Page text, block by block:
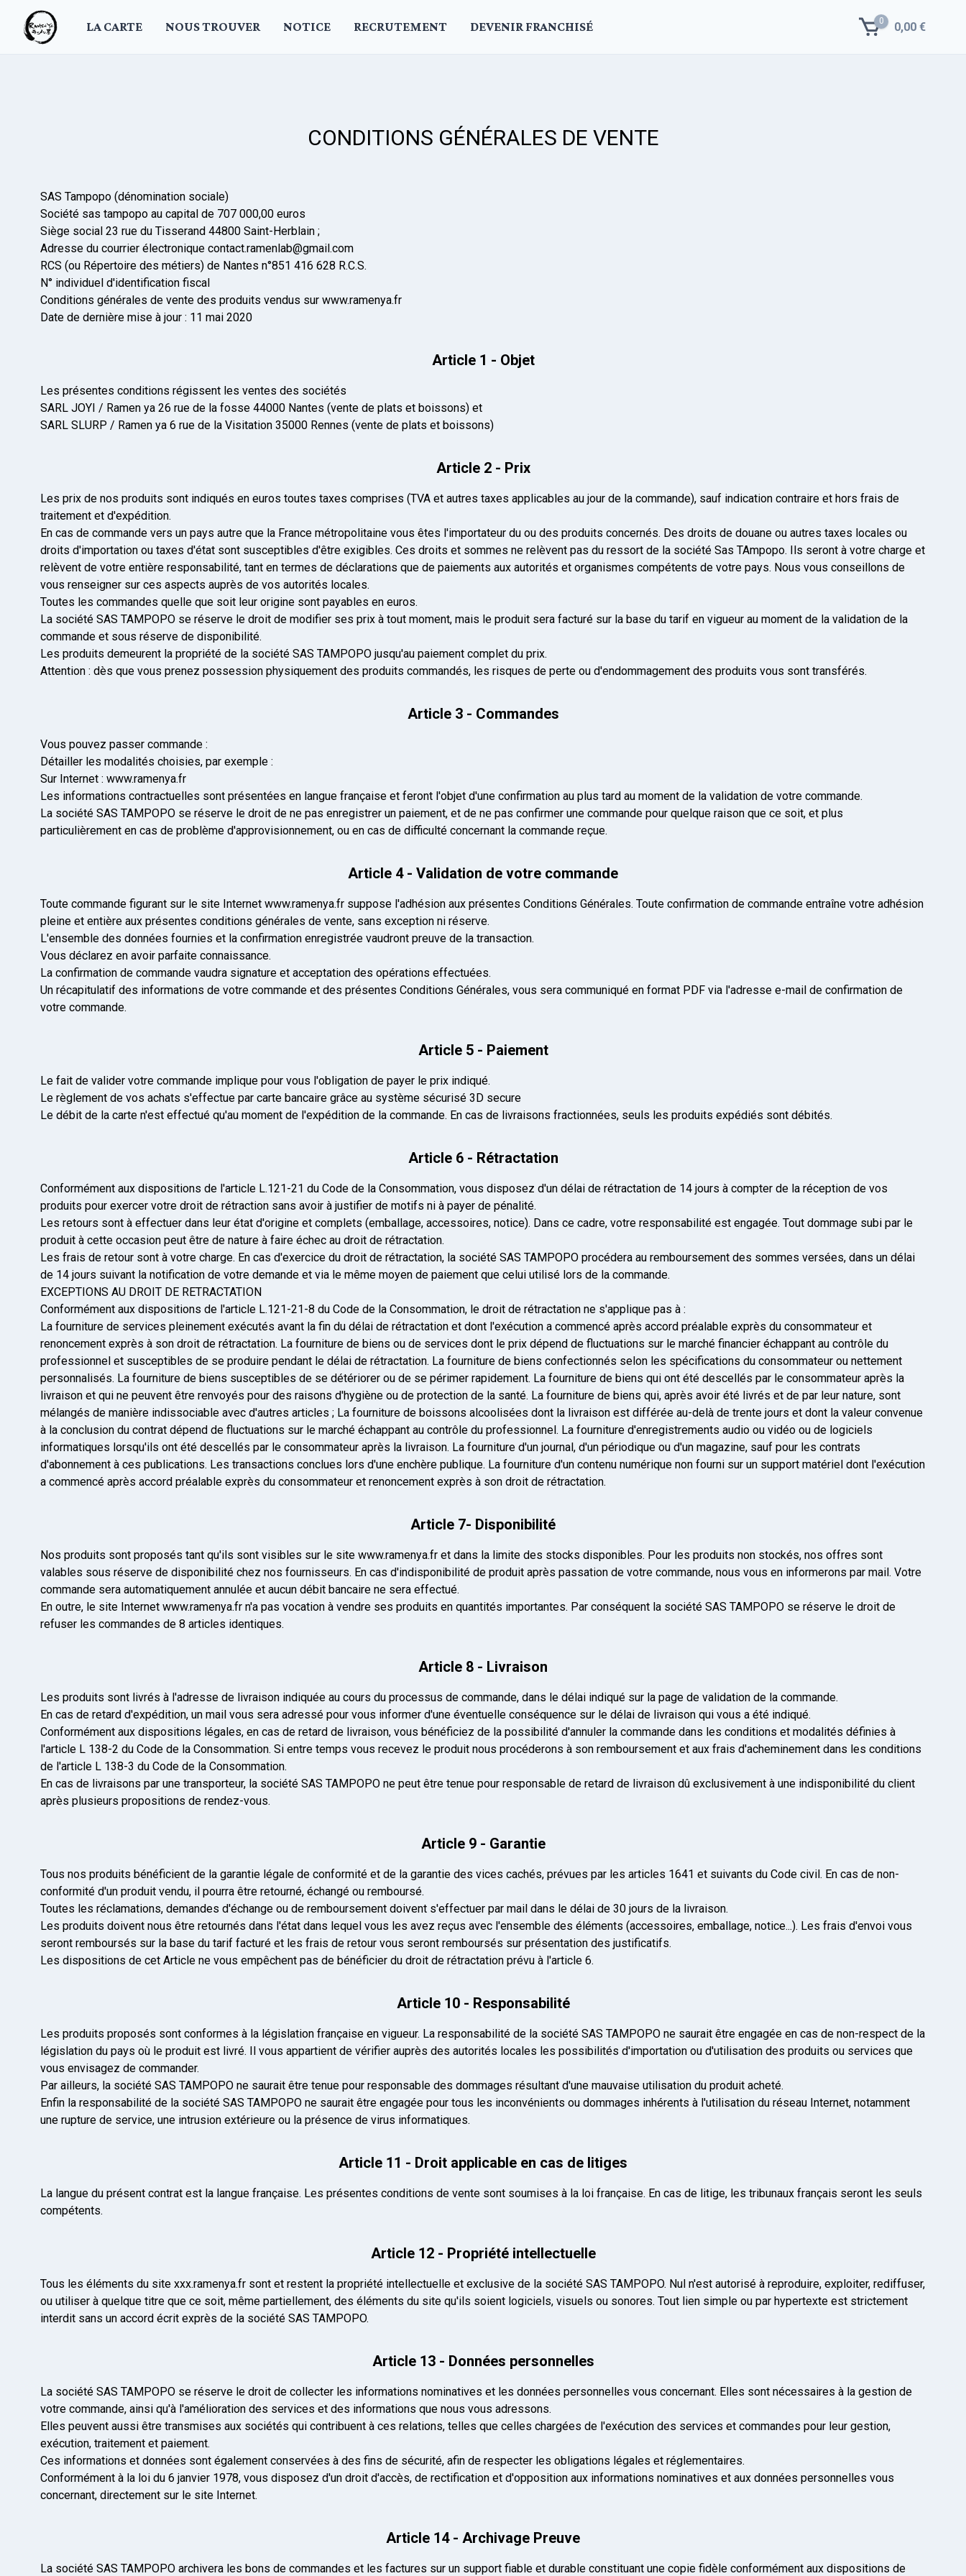
0 0,00 €
LA CARTE NOUS TROUVER NOTICE RECRUTEMENT DEVENIR FRANCHISÉ
CONDITIONS GÉNÉRALES DE VENTE
SAS Tampopo (dénomination sociale)
Société sas tampopo au capital de 707 000,00 euros
Siège social 23 rue du Tisserand 44800 Saint-Herblain ;
Adresse du courrier électronique contact.ramenlab@gmail.com
RCS (ou Répertoire des métiers) de Nantes n°851 416 628 R.C.S.
N° individuel d'identification fiscal
Conditions générales de vente des produits vendus sur www.ramenya.fr
Date de dernière mise à jour : 11 mai 2020
Article 1 - Objet
Les présentes conditions régissent les ventes des sociétés
SARL JOYI / Ramen ya 26 rue de la fosse 44000 Nantes (vente de plats et boissons) et
SARL SLURP / Ramen ya 6 rue de la Visitation 35000 Rennes (vente de plats et boissons)
Article 2 - Prix
Les prix de nos produits sont indiqués en euros toutes taxes comprises (TVA et autres taxes applicables au jour de la commande), sauf indication contraire et hors frais de
traitement et d'expédition.
En cas de commande vers un pays autre que la France métropolitaine vous êtes l'importateur du ou des produits concernés. Des droits de douane ou autres taxes locales ou
droits d'importation ou taxes d'état sont susceptibles d'être exigibles. Ces droits et sommes ne relèvent pas du ressort de la société Sas TAmpopo. Ils seront à votre charge et
relèvent de votre entière responsabilité, tant en termes de déclarations que de paiements aux autorités et organismes compétents de votre pays. Nous vous conseillons de
vous renseigner sur ces aspects auprès de vos autorités locales.
Toutes les commandes quelle que soit leur origine sont payables en euros.
La société SAS TAMPOPO se réserve le droit de modifier ses prix à tout moment, mais le produit sera facturé sur la base du tarif en vigueur au moment de la validation de la
commande et sous réserve de disponibilité.
Les produits demeurent la propriété de la société SAS TAMPOPO jusqu'au paiement complet du prix.
Attention : dès que vous prenez possession physiquement des produits commandés, les risques de perte ou d'endommagement des produits vous sont transférés.
Article 3 - Commandes
Vous pouvez passer commande :
Détailler les modalités choisies, par exemple :
Sur Internet : www.ramenya.fr
Les informations contractuelles sont présentées en langue française et feront l'objet d'une confirmation au plus tard au moment de la validation de votre commande.
La société SAS TAMPOPO se réserve le droit de ne pas enregistrer un paiement, et de ne pas confirmer une commande pour quelque raison que ce soit, et plus
particulièrement en cas de problème d'approvisionnement, ou en cas de difficulté concernant la commande reçue.
Article 4 - Validation de votre commande
Toute commande figurant sur le site Internet www.ramenya.fr suppose l'adhésion aux présentes Conditions Générales. Toute confirmation de commande entraîne votre adhésion
pleine et entière aux présentes conditions générales de vente, sans exception ni réserve.
L'ensemble des données fournies et la confirmation enregistrée vaudront preuve de la transaction.
Vous déclarez en avoir parfaite connaissance.
La confirmation de commande vaudra signature et acceptation des opérations effectuées.
Un récapitulatif des informations de votre commande et des présentes Conditions Générales, vous sera communiqué en format PDF via l'adresse e-mail de confirmation de
votre commande.
Article 5 - Paiement
Le fait de valider votre commande implique pour vous l'obligation de payer le prix indiqué.
Le règlement de vos achats s'effectue par carte bancaire grâce au système sécurisé 3D secure
Le débit de la carte n'est effectué qu'au moment de l'expédition de la commande. En cas de livraisons fractionnées, seuls les produits expédiés sont débités.
Article 6 - Rétractation
Conformément aux dispositions de l'article L.121-21 du Code de la Consommation, vous disposez d'un délai de rétractation de 14 jours à compter de la réception de vos
produits pour exercer votre droit de rétraction sans avoir à justifier de motifs ni à payer de pénalité.
Les retours sont à effectuer dans leur état d'origine et complets (emballage, accessoires, notice). Dans ce cadre, votre responsabilité est engagée. Tout dommage subi par le
produit à cette occasion peut être de nature à faire échec au droit de rétractation.
Les frais de retour sont à votre charge. En cas d'exercice du droit de rétractation, la société SAS TAMPOPO procédera au remboursement des sommes versées, dans un délai
de 14 jours suivant la notification de votre demande et via le même moyen de paiement que celui utilisé lors de la commande.
EXCEPTIONS AU DROIT DE RETRACTATION
Conformément aux dispositions de l'article L.121-21-8 du Code de la Consommation, le droit de rétractation ne s'applique pas à :
La fourniture de services pleinement exécutés avant la fin du délai de rétractation et dont l'exécution a commencé après accord préalable exprès du consommateur et
renoncement exprès à son droit de rétractation. La fourniture de biens ou de services dont le prix dépend de fluctuations sur le marché financier échappant au contrôle du
professionnel et susceptibles de se produire pendant le délai de rétractation. La fourniture de biens confectionnés selon les spécifications du consommateur ou nettement
personnalisés. La fourniture de biens susceptibles de se détériorer ou de se périmer rapidement. La fourniture de biens qui ont été descellés par le consommateur après la
livraison et qui ne peuvent être renvoyés pour des raisons d'hygiène ou de protection de la santé. La fourniture de biens qui, après avoir été livrés et de par leur nature, sont
mélangés de manière indissociable avec d'autres articles ; La fourniture de boissons alcoolisées dont la livraison est différée au-delà de trente jours et dont la valeur convenue
à la conclusion du contrat dépend de fluctuations sur le marché échappant au contrôle du professionnel. La fourniture d'enregistrements audio ou vidéo ou de logiciels
informatiques lorsqu'ils ont été descellés par le consommateur après la livraison. La fourniture d'un journal, d'un périodique ou d'un magazine, sauf pour les contrats
d'abonnement à ces publications. Les transactions conclues lors d'une enchère publique. La fourniture d'un contenu numérique non fourni sur un support matériel dont l'exécution
a commencé après accord préalable exprès du consommateur et renoncement exprès à son droit de rétractation.
Article 7- Disponibilité
Nos produits sont proposés tant qu'ils sont visibles sur le site www.ramenya.fr et dans la limite des stocks disponibles. Pour les produits non stockés, nos offres sont
valables sous réserve de disponibilité chez nos fournisseurs. En cas d'indisponibilité de produit après passation de votre commande, nous vous en informerons par mail. Votre
commande sera automatiquement annulée et aucun débit bancaire ne sera effectué.
En outre, le site Internet www.ramenya.fr n'a pas vocation à vendre ses produits en quantités importantes. Par conséquent la société SAS TAMPOPO se réserve le droit de
refuser les commandes de 8 articles identiques.
Article 8 - Livraison
Les produits sont livrés à l'adresse de livraison indiquée au cours du processus de commande, dans le délai indiqué sur la page de validation de la commande.
En cas de retard d'expédition, un mail vous sera adressé pour vous informer d'une éventuelle conséquence sur le délai de livraison qui vous a été indiqué.
Conformément aux dispositions légales, en cas de retard de livraison, vous bénéficiez de la possibilité d'annuler la commande dans les conditions et modalités définies à
l'article L 138-2 du Code de la Consommation. Si entre temps vous recevez le produit nous procéderons à son remboursement et aux frais d'acheminement dans les conditions
de l'article L 138-3 du Code de la Consommation.
En cas de livraisons par une transporteur, la société SAS TAMPOPO ne peut être tenue pour responsable de retard de livraison dû exclusivement à une indisponibilité du client
après plusieurs propositions de rendez-vous.
Article 9 - Garantie
Tous nos produits bénéficient de la garantie légale de conformité et de la garantie des vices cachés, prévues par les articles 1641 et suivants du Code civil. En cas de non-
conformité d'un produit vendu, il pourra être retourné, échangé ou remboursé.
Toutes les réclamations, demandes d'échange ou de remboursement doivent s'effectuer par mail dans le délai de 30 jours de la livraison.
Les produits doivent nous être retournés dans l'état dans lequel vous les avez reçus avec l'ensemble des éléments (accessoires, emballage, notice...). Les frais d'envoi vous
seront remboursés sur la base du tarif facturé et les frais de retour vous seront remboursés sur présentation des justificatifs.
Les dispositions de cet Article ne vous empêchent pas de bénéficier du droit de rétractation prévu à l'article 6.
Article 10 - Responsabilité
Les produits proposés sont conformes à la législation française en vigueur. La responsabilité de la société SAS TAMPOPO ne saurait être engagée en cas de non-respect de la
législation du pays où le produit est livré. Il vous appartient de vérifier auprès des autorités locales les possibilités d'importation ou d'utilisation des produits ou services que
vous envisagez de commander.
Par ailleurs, la société SAS TAMPOPO ne saurait être tenue pour responsable des dommages résultant d'une mauvaise utilisation du produit acheté.
Enfin la responsabilité de la société SAS TAMPOPO ne saurait être engagée pour tous les inconvénients ou dommages inhérents à l'utilisation du réseau Internet, notamment
une rupture de service, une intrusion extérieure ou la présence de virus informatiques.
Article 11 - Droit applicable en cas de litiges
La langue du présent contrat est la langue française. Les présentes conditions de vente sont soumises à la loi française. En cas de litige, les tribunaux français seront les seuls
compétents.
Article 12 - Propriété intellectuelle
Tous les éléments du site xxx.ramenya.fr sont et restent la propriété intellectuelle et exclusive de la société SAS TAMPOPO. Nul n'est autorisé à reproduire, exploiter, rediffuser,
ou utiliser à quelque titre que ce soit, même partiellement, des éléments du site qu'ils soient logiciels, visuels ou sonores. Tout lien simple ou par hypertexte est strictement
interdit sans un accord écrit exprès de la société SAS TAMPOPO.
Article 13 - Données personnelles
La société SAS TAMPOPO se réserve le droit de collecter les informations nominatives et les données personnelles vous concernant. Elles sont nécessaires à la gestion de
votre commande, ainsi qu'à l'amélioration des services et des informations que nous vous adressons.
Elles peuvent aussi être transmises aux sociétés qui contribuent à ces relations, telles que celles chargées de l'exécution des services et commandes pour leur gestion,
exécution, traitement et paiement.
Ces informations et données sont également conservées à des fins de sécurité, afin de respecter les obligations légales et réglementaires.
Conformément à la loi du 6 janvier 1978, vous disposez d'un droit d'accès, de rectification et d'opposition aux informations nominatives et aux données personnelles vous
concernant, directement sur le site Internet.
Article 14 - Archivage Preuve
La société SAS TAMPOPO archivera les bons de commandes et les factures sur un support fiable et durable constituant une copie fidèle conformément aux dispositions de